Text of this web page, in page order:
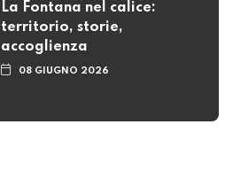
La Fontana nel calice:
territorio, storie,
accoglienza
08 GIUGNO 2026